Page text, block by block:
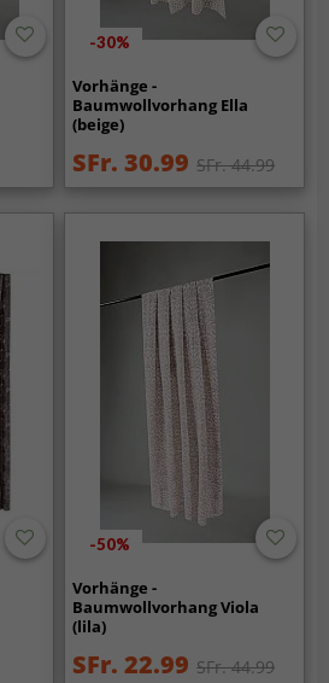
-30%
Vorhänge -
Baumwollvorhang Ella
(beige)
SFr. 30.99 SFr. 44.99
-50%
Vorhänge -
Baumwollvorhang Viola
(lila)
SFr. 22.99 SFr. 44.99